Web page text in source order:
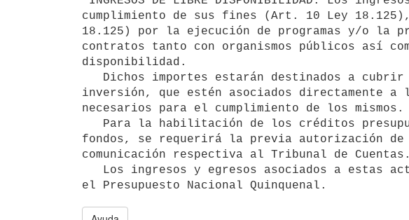
cumplimiento de sus fines (Art. 10 Ley
18.125) por la ejecución de programas y/o la
contratos tanto con organismos públicos así
disponibilidad.
inversión, que estén asociados directamente
necesarios para el cumplimiento de los mismos.
fondos, se requerirá la previa autorización de
comunicación respectiva al Tribunal de Cuentas.